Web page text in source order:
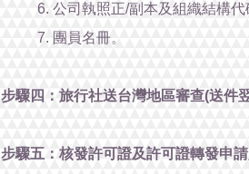
6. 公司執照正/副本及組織結構代
7. 團員名冊。
步驟四：旅行社送台灣地區審查(送件
步驟五：核發許可證及許可證轉發申請